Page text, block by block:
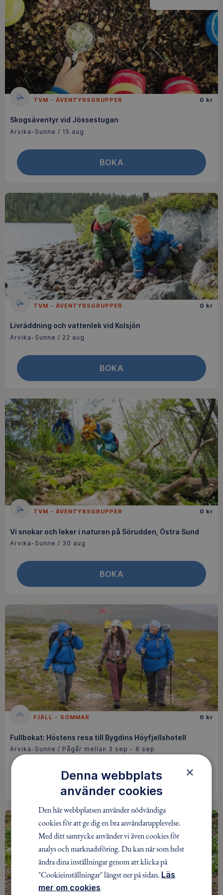
TVM - ÄVENTYRSGRUPPER 0 kr
Skogsäventyr vid Jössestugan
Arvika-Sunne / 15 aug
BOKA
TVM - ÄVENTYRSGRUPPER 0 kr
Livräddning och vattenlek vid Kolsjön
Arvika-Sunne / 22 aug
BOKA
TVM - ÄVENTYRSGRUPPER 0 kr
Vi snokar och leker i naturen på Sörudden, Östra Sund
Arvika-Sunne / 30 aug
BOKA
FJÄLL - SOMMAR 0 kr
Fullbokat: Höstens resa till Bygdins Höyfjellshotell
Arvika-Sunne / Pågår mellan 3 sep - 6 sep
INGEN ANMÄLAN KRÄVS
×
Denna webbplats
använder cookies
Den här webbplatsen använder nödvändiga
cookies för att ge dig en bra användarupplevelse.
Med ditt samtycke använder vi även cookies för
analys och marknadsföring. Du kan när som helst
ändra dina inställningar genom att klicka på
"Cookieinställningar" längst ner på sidan. Läs
mer om cookies